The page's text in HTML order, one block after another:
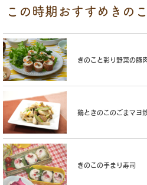
この時期おすすめきの
きのこと彩り野菜の豚
鶏ときのこのごまマヨ
きのこの手まり寿司